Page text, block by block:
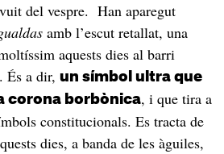
del vespre. Han aparegut
amb l’escut retallat, una
aquests dies al barri
És a dir, un símbol ultra que
corona borbònica, i que tira a
constitucionals. Es tracta de
dies, a banda de les àguiles,